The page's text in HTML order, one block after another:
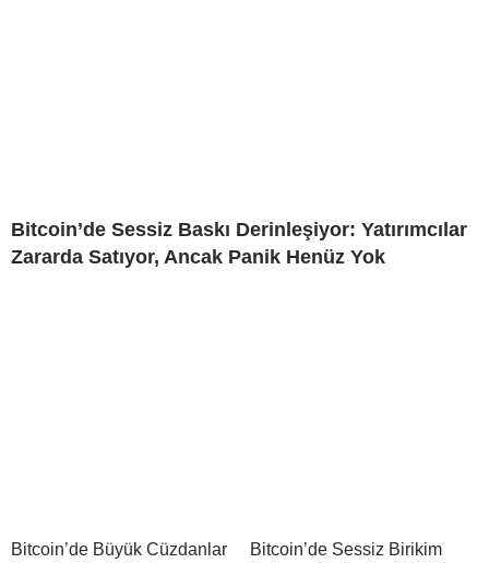
Bitcoin’de Sessiz Baskı Derinleşiyor: Yatırımcılar
Zararda Satıyor, Ancak Panik Henüz Yok
Bitcoin’de Büyük Cüzdanlar
Bitcoin’de Sessiz Birikim